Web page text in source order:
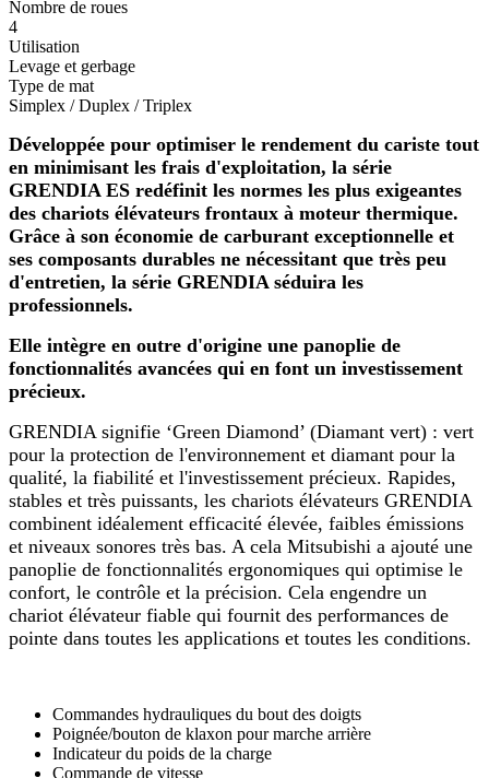
Nombre de roues
4
Utilisation
Levage et gerbage
Type de mat
Simplex / Duplex / Triplex
Développée pour optimiser le rendement du cariste tout
en minimisant les frais d'exploitation, la série
GRENDIA ES redéfinit les normes les plus exigeantes
des chariots élévateurs frontaux à moteur thermique.
Grâce à son économie de carburant exceptionnelle et
ses composants durables ne nécessitant que très peu
d'entretien, la série GRENDIA séduira les
professionnels.
Elle intègre en outre d'origine une panoplie de
fonctionnalités avancées qui en font un investissement
précieux.
GRENDIA signifie ‘Green Diamond’ (Diamant vert) : vert
pour la protection de l'environnement et diamant pour la
qualité, la fiabilité et l'investissement précieux. Rapides,
stables et très puissants, les chariots élévateurs GRENDIA
combinent idéalement efficacité élevée, faibles émissions
et niveaux sonores très bas. A cela Mitsubishi a ajouté une
panoplie de fonctionnalités ergonomiques qui optimise le
confort, le contrôle et la précision. Cela engendre un
chariot élévateur fiable qui fournit des performances de
pointe dans toutes les applications et toutes les conditions.
Commandes hydrauliques du bout des doigts
Poignée/bouton de klaxon pour marche arrière
Indicateur du poids de la charge
Commande de vitesse